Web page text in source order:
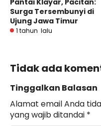
Surga Tersembunyi di
Ujung Jawa Timur
1 tahun lalu
Tidak ada
Tinggalkan Balasan
Alamat email Anda
yang wajib ditandai *